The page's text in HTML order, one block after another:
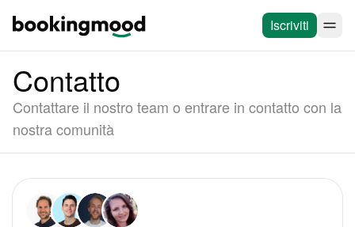
Iscriviti
Contatto
Contattare il nostro team o entrare in contatto con la
nostra comunità